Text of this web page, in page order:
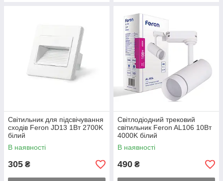
Світильник для підсвічування
сходів Feron JD13 1Вт 2700K
білий
В наявності
305 ₴
Світлодіодний трековий
світильник Feron AL106 10Вт
4000K білий
В наявності
490 ₴